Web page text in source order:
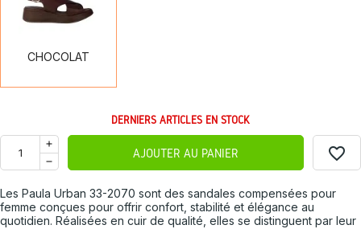
CHOCOLAT
DERNIERS ARTICLES EN STOCK
AJOUTER AU PANIER favorite_border
Les Paula Urban 33-2070 sont des sandales compensées pour
femme conçues pour offrir confort, stabilité et élégance au
quotidien. Réalisées en cuir de qualité, elles se distinguent par leur